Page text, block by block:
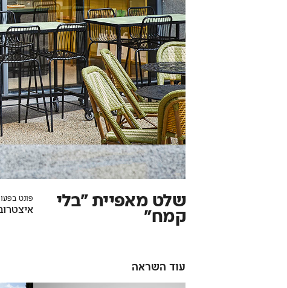
שלט מאפיית ״בלי
קמח״
פונט
עוד השראה